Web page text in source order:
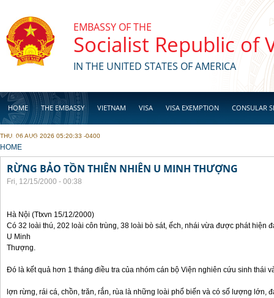
EMBASSY OF THE
Socialist Republic of
IN THE UNITED STATES OF AMERICA
HOME THE EMBASSY VIETNAM VISA VISA EXEMPTION CONSULAR
BUSINESS
THU, 06 AUG 2026 05:20:33 -0400
YOU ARE HERE
HOME
RỪNG BẢO TỒN THIÊN NHIÊN U MINH THƯỢNG
Fri, 12/15/2000 - 00:38
Hà Nội (Ttxvn 15/12/2000)
Có 32 loài thú, 202 loài côn trùng, 38 loài bò sát, ếch, nhái vừa được phát hiện
U Minh
Thượng.
Đó là kết quả hơn 1 tháng điều tra của nhóm cán bộ Viện nghiên cứu sinh thái
lợn rừng, rái cá, chồn, trăn, rắn, rùa là những loài phổ biến và có số lượng lớn,